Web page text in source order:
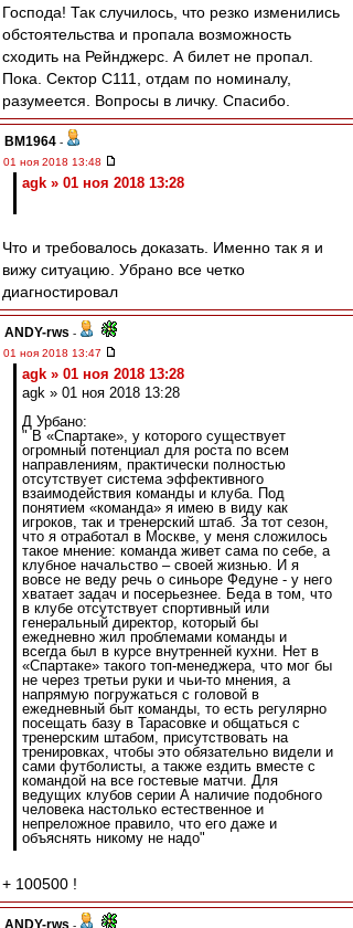
Господа! Так случилось, что резко изменились
обстоятельства и пропала возможность
сходить на Рейнджерс. А билет не пропал.
Пока. Сектор С111, отдам по номиналу,
разумеется. Вопросы в личку. Спасибо.
BM1964 -
01 ноя 2018 13:48
agk » 01 ноя 2018 13:28
Что и требовалось доказать. Именно так я и
вижу ситуацию. Убрано все четко
диагностировал
ANDY-rws -
01 ноя 2018 13:47
agk » 01 ноя 2018 13:28
agk » 01 ноя 2018 13:28
Д Урбано:
" В «Спартаке», у которого существует
огромный потенциал для роста по всем
направлениям, практически полностью
отсутствует система эффективного
взаимодействия команды и клуба. Под
понятием «команда» я имею в виду как
игроков, так и тренерский штаб. За тот сезон,
что я отработал в Москве, у меня сложилось
такое мнение: команда живет сама по себе, а
клубное начальство – своей жизнью. И я
вовсе не веду речь о синьоре Федуне - у него
хватает задач и посерьезнее. Беда в том, что
в клубе отсутствует спортивный или
генеральный директор, который бы
ежедневно жил проблемами команды и
всегда был в курсе внутренней кухни. Нет в
«Спартаке» такого топ-менеджера, что мог бы
не через третьи руки и чьи-то мнения, а
напрямую погружаться с головой в
ежедневный быт команды, то есть регулярно
посещать базу в Тарасовке и общаться с
тренерским штабом, присутствовать на
тренировках, чтобы это обязательно видели и
сами футболисты, а также ездить вместе с
командой на все гостевые матчи. Для
ведущих клубов серии А наличие подобного
человека настолько естественное и
непреложное правило, что его даже и
объяснять никому не надо"
+ 100500 !
ANDY-rws -